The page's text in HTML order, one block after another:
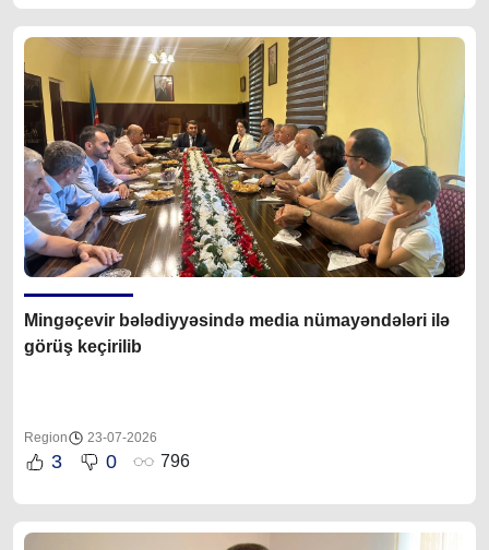
Mingəçevir bələdiyyəsində media nümayəndələri ilə
görüş keçirilib
Region 23-07-2026
3 0 796